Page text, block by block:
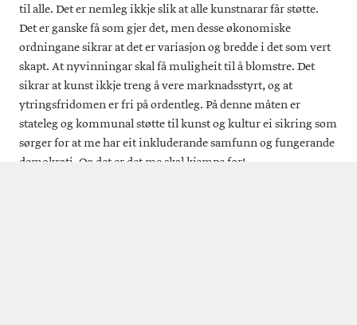
til alle. Det er nemleg ikkje slik at alle kunstnarar får støtte.
Det er ganske få som gjer det, men desse økonomiske
ordningane sikrar at det er variasjon og bredde i det som vert
skapt. At nyvinningar skal få muligheit til å blomstre. Det
sikrar at kunst ikkje treng å vere marknadsstyrt, og at
ytringsfridomen er fri på ordentleg. På denne måten er
stateleg og kommunal støtte til kunst og kultur ei sikring som
sørger for at me har eit inkluderande samfunn og fungerande
demokrati. Og det er det me skal kjempe for!